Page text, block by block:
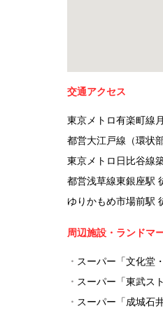
交通アクセス
東京メトロ有楽町線
都営大江戸線（環状
東京メトロ日比谷線
都営浅草線東銀座駅
ゆりかもめ市場前駅
周辺施設・ランドマ
・ スーパー「文化堂
・ スーパー「東武ス
・ スーパー「成城石